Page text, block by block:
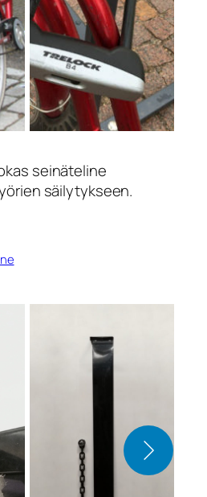
seinäteline
säilytykseen.